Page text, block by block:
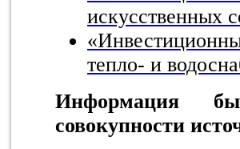
искусственных
тепло- и
Информация
совокупности